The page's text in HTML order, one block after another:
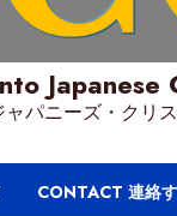
ャパニーズ・クリ
CONTACT 連絡